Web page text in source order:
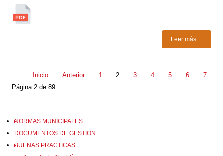
Leer más ...
Inicio Anterior 1 2 3 4 5 6 7
Página 2 de 89
NORMAS MUNICIPALES
DOCUMENTOS DE GESTION
BUENAS PRACTICAS